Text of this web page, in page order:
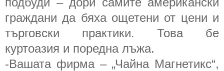
граждани да бяха ощетени от цени и
търговски практики. Това бе
куртоазия и поредна лъжа.
-Вашата фирма – „Чайна Магнетикс“,